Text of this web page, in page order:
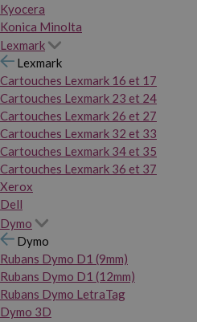
Kyocera
Konica Minolta
Lexmark
Lexmark
Cartouches Lexmark 16 et 17
Cartouches Lexmark 23 et 24
Cartouches Lexmark 26 et 27
Cartouches Lexmark 32 et 33
Cartouches Lexmark 34 et 35
Cartouches Lexmark 36 et 37
Xerox
Dell
Dymo
Dymo
Rubans Dymo D1 (9mm)
Rubans Dymo D1 (12mm)
Rubans Dymo LetraTag
Dymo 3D